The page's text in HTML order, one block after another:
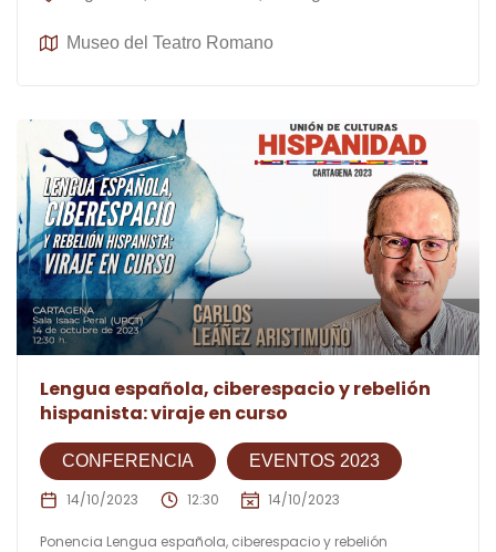
Museo del Teatro Romano
Lengua española, ciberespacio y rebelión
hispanista: viraje en curso
CONFERENCIA EVENTOS 2023
14/10/2023 12:30 14/10/2023
Ponencia Lengua española, ciberespacio y rebelión